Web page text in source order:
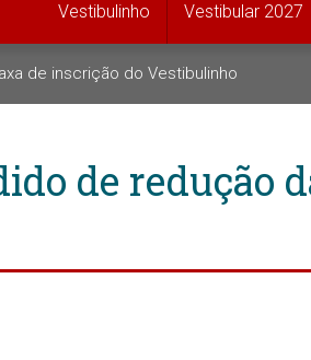
Vestibulinho Vestibular 2027
de inscrição do Vestibulinho
de redução